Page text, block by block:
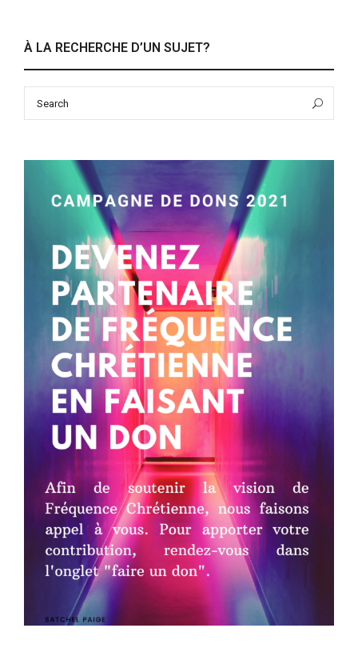
À LA RECHERCHE D’UN SUJET?